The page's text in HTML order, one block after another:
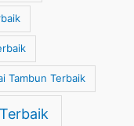
Tambun Terbaik